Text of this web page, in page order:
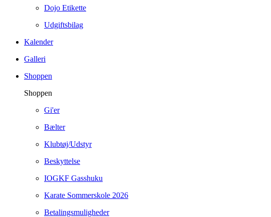
Dojo Etikette
Udgiftsbilag
Kalender
Galleri
Shoppen
Shoppen
Gi'er
Bælter
Klubtøj/Udstyr
Beskyttelse
IOGKF Gasshuku
Karate Sommerskole 2026
Betalingsmuligheder